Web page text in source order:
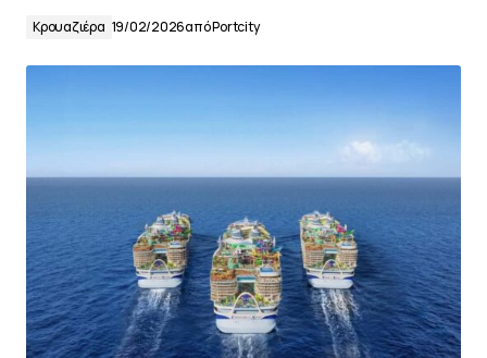
Κρουαζιέρα 19/02/2026απόPortcity